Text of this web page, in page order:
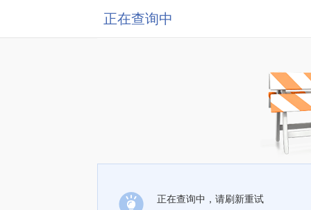
正在查询中
正在查询中，请刷新重试